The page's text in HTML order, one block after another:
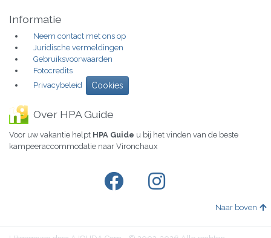
Informatie
Neem contact met ons op
Juridische vermeldingen
Gebruiksvoorwaarden
Fotocredits
Privacybeleid
Cookies
Over HPA Guide
Voor uw vakantie helpt HPA Guide u bij het vinden van de beste
kampeeraccommodatie naar Vironchaux
Naar boven